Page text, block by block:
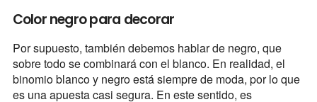
Color negro para decorar
Por supuesto, también debemos hablar de negro, que
sobre todo se combinará con el blanco. En realidad, el
binomio blanco y negro está siempre de moda, por lo que
es una apuesta casi segura. En este sentido, es